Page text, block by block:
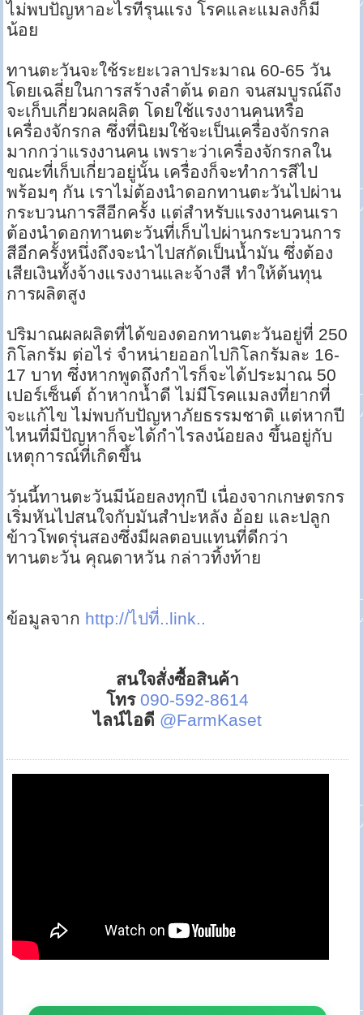
ไม่พบปัญหาอะไรที่รุนแรง โรคและแมลงก็มี
น้อย
ทานตะวันจะใช้ระยะเวลาประมาณ 60-65 วัน
โดยเฉลี่ยในการสร้างลำต้น ดอก จนสมบูรณ์ถึง
จะเก็บเกี่ยวผลผลิต โดยใช้แรงงานคนหรือ
เครื่องจักรกล ซึ่งที่นิยมใช้จะเป็นเครื่องจักรกล
มากกว่าแรงงานคน เพราะว่าเครื่องจักรกลใน
ขณะที่เก็บเกี่ยวอยู่นั้น เครื่องก็จะทำการสีไป
พร้อมๆ กัน เราไม่ต้องนำดอกทานตะวันไปผ่าน
กระบวนการสีอีกครั้ง แต่สำหรับแรงงานคนเรา
ต้องนำดอกทานตะวันที่เก็บไปผ่านกระบวนการ
สีอีกครั้งหนึ่งถึงจะนำไปสกัดเป็นน้ำมัน ซึ่งต้อง
เสียเงินทั้งจ้างแรงงานและจ้างสี ทำให้ต้นทุน
การผลิตสูง
ปริมาณผลผลิตที่ได้ของดอกทานตะวันอยู่ที่ 250
กิโลกรัม ต่อไร่ จำหน่ายออกไปกิโลกรัมละ 16-
17 บาท ซึ่งหากพูดถึงกำไรก็จะได้ประมาณ 50
เปอร์เซ็นต์ ถ้าหากน้ำดี ไม่มีโรคแมลงที่ยากที่
จะแก้ไข ไม่พบกับปัญหาภัยธรรมชาติ แต่หากปี
ไหนที่มีปัญหาก็จะได้กำไรลงน้อยลง ขึ้นอยู่กับ
เหตุการณ์ที่เกิดขึ้น
วันนี้ทานตะวันมีน้อยลงทุกปี เนื่องจากเกษตรกร
เริ่มหันไปสนใจกับมันสำปะหลัง อ้อย และปลูก
ข้าวโพดรุ่นสองซึ่งมีผลตอบแทนที่ดีกว่า
ทานตะวัน คุณดาหวัน กล่าวทิ้งท้าย
ข้อมูลจาก http://ไปที่..link..
สนใจสั่งซื้อสินค้า
โทร 090-592-8614
ไลน์ไอดี @FarmKaset